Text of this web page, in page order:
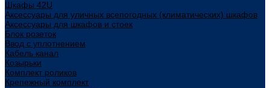
Шкафы 42U
Аксессуары для уличных всепогодных (климатических) шкафов
Аксессуары для шкафов и стоек
Блок розеток
Ввод с уплотнением
Кабель канал
Козырьки
Комплект роликов
Крепежный комплект